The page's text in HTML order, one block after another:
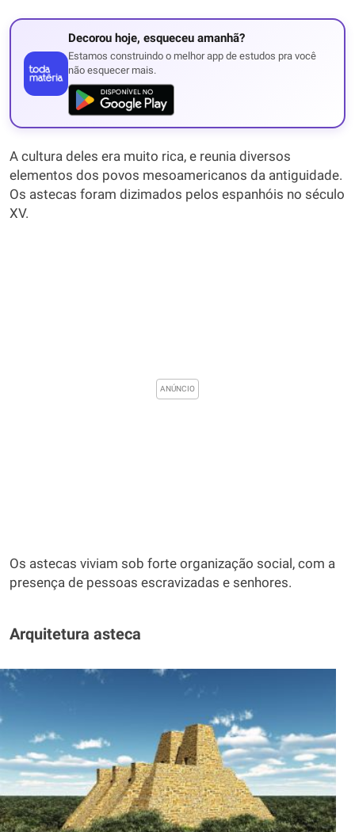
Decorou hoje, esqueceu amanhã?
Estamos construindo o melhor app de estudos pra você
não esquecer mais.
A cultura deles era muito rica, e reunia diversos
elementos dos povos mesoamericanos da antiguidade.
Os astecas foram dizimados pelos espanhóis no século
XV.
Os astecas viviam sob forte organização social, com a
presença de pessoas escravizadas e senhores.
Arquitetura asteca